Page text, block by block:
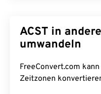
ACST in
umwandeln
FreeConvert.com
Zeitzonen